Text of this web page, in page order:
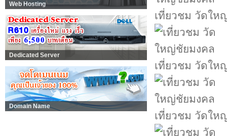
Web Hosting
Dedicated Server
Domain Name
เที่ยวชม วัดให
เที่ยวชม วัดให
เที่ยวชม วัดให